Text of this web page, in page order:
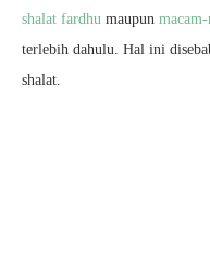
shalat fardhu maupun
terlebih dahulu. Hal ini
shalat.